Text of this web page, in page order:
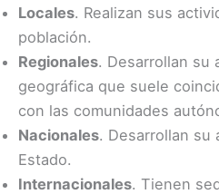
Locales. Realizan sus
población.
Regionales. Desarrollan su
geográfica que suele
con las comunidades
Nacionales. Desarrollan su
Estado.
Internacionales. Tienen